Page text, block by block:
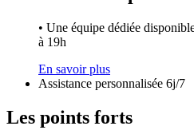
• Une équipe dédiée
à 19h
En savoir plus
Assistance personnalisée 6j/7
Les points forts